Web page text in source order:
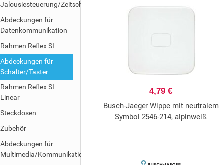
Jalousiesteuerung/Zeitschaltuhren
Abdeckungen für
Datenkommunikation
Rahmen Reflex SI
Abdeckungen für
Schalter/Taster
Rahmen Reflex SI
Linear
Steckdosen
Zubehör
Abdeckungen für
Multimedia/Kommunikationsadapter
4,79 €
Busch-Jaeger Wippe mit neutralem
Symbol 2546-214, alpinweiß